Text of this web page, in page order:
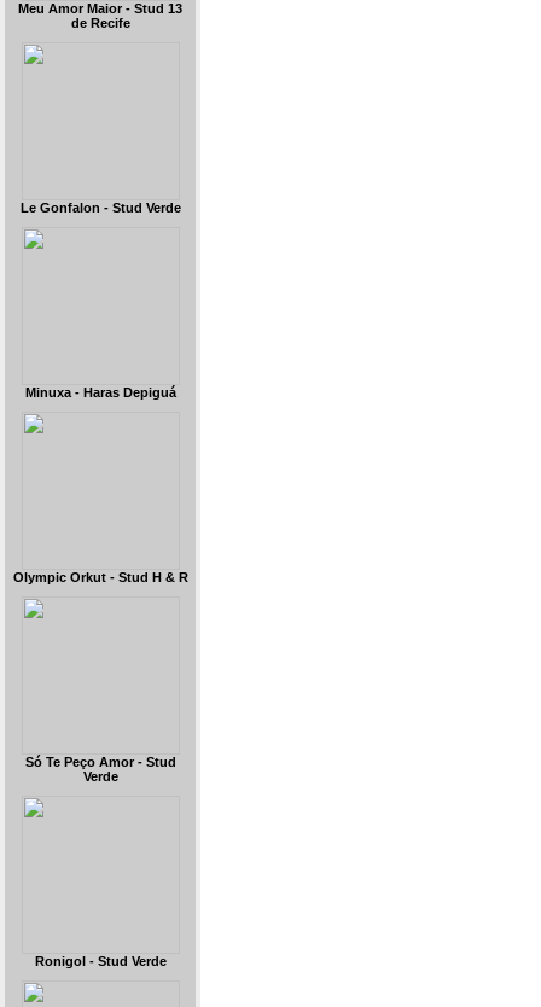
Meu Amor Maior - Stud 13
de Recife
Le Gonfalon - Stud Verde
Minuxa - Haras Depiguá
Olympic Orkut - Stud H & R
Só Te Peço Amor - Stud
Verde
Ronigol - Stud Verde